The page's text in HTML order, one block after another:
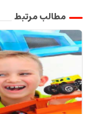
مطالب مرتبط